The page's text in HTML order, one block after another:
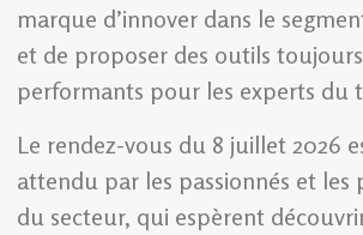
marque d’innover dans le
et de proposer des outils
performants pour les experts du
Le rendez-vous du 8 juillet 2026
attendu par les passionnés et les
du secteur, qui espèrent